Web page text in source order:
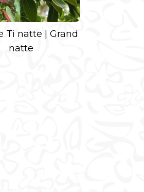
Ti natte | Grand
natte